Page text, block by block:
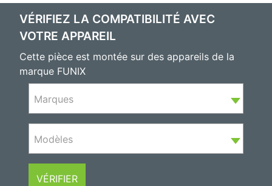
VÉRIFIEZ LA COMPATIBILITÉ AVEC
VOTRE APPAREIL
Cette pièce est montée sur des appareils de la
marque FUNIX
Marques
Modèles
VÉRIFIER